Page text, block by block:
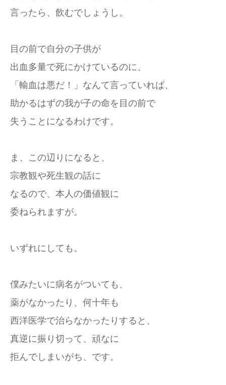
言ったら、飲むでしょうし。
目の前で自分の子供が
出血多量で死にかけているのに、
「輸血は悪だ！」なんて言っていれば、
助かるはずの我が子の命を目の前で
失うことになるわけです。
ま、この辺りになると、
宗教観や死生観の話に
なるので、本人の価値観に
委ねられますが。
いずれにしても。
僕みたいに病名がついても、
薬がなかったり、何十年も
西洋医学で治らなかったりすると、
真逆に振り切って、頑なに
拒んでしまいがち、です。